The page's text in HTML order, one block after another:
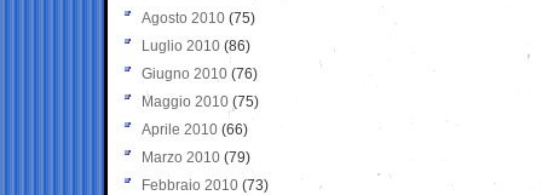
Agosto 2010 (75)
Luglio 2010 (86)
Giugno 2010 (76)
Maggio 2010 (75)
Aprile 2010 (66)
Marzo 2010 (79)
Febbraio 2010 (73)